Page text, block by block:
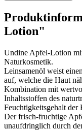
Lotion"
Undine Apfel-Lotion
Naturkosmetik.
Leinsamenöl weist
auf, welche die Haut
Kombination mit
Inhaltsstoffen des
Feuchtigkeitsgehalt der
Der frisch-fruchtige
unaufdringlich durch